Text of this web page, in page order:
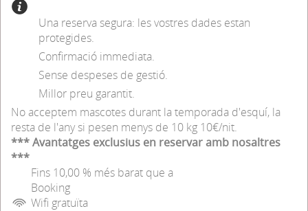
Una reserva segura: les vostres dades estan
protegides.
Confirmació immediata.
Sense despeses de gestió.
Millor preu garantit.
No acceptem mascotes durant la temporada d'esquí, la
resta de l'any si pesen menys de 10 kg 10€/nit.
*** Avantatges exclusius en reservar amb nosaltres
***
Fins 10,00 % més barat que a
Booking
Wifi gratuïta